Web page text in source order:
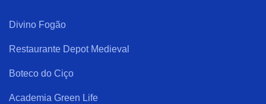
Divino Fogão
Restaurante Depot Medieval
Boteco do Ciço
Academia Green Life